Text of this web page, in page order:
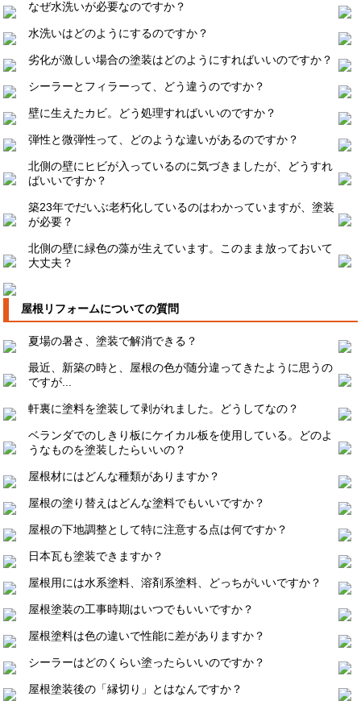
なぜ水洗いが必要なのですか？
水洗いはどのようにするのですか？
劣化が激しい場合の塗装はどのようにすればいいのですか？
シーラーとフィラーって、どう違うのですか？
壁に生えたカビ。どう処理すればいいのですか？
弾性と微弾性って、どのような違いがあるのですか？
北側の壁にヒビが入っているのに気づきましたが、どうすれ
ばいいですか？
築23年でだいぶ老朽化しているのはわかっていますが、塗装
が必要？
北側の壁に緑色の藻が生えています。このまま放っておいて
大丈夫？
屋根リフォームについての質問
夏場の暑さ、塗装で解消できる？
最近、新築の時と、屋根の色が随分違ってきたように思うの
ですが...
軒裏に塗料を塗装して剥がれました。どうしてなの？
ベランダでのしきり板にケイカル板を使用している。どのよ
うなものを塗装したらいいの？
屋根材にはどんな種類がありますか？
屋根の塗り替えはどんな塗料でもいいですか？
屋根の下地調整として特に注意する点は何ですか？
日本瓦も塗装できますか？
屋根用には水系塗料、溶剤系塗料、どっちがいいですか？
屋根塗装の工事時期はいつでもいいですか？
屋根塗料は色の違いで性能に差がありますか？
シーラーはどのくらい塗ったらいいのですか？
屋根塗装後の「縁切り」とはなんですか？